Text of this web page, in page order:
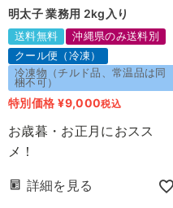
明太子 業務用 2kg入り
送料無料
沖縄県のみ送料別
クール便（冷凍）
冷凍物（チルド品、常温品は同
梱不可）
特別価格 ¥9,000税込
お歳暮・お正月におスス
メ！
詳細を見る